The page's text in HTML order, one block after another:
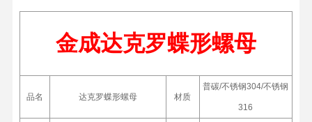
金成达克罗蝶形螺母
品名 达克罗蝶形螺母 材质
普碳/不锈钢304/不锈钢
316